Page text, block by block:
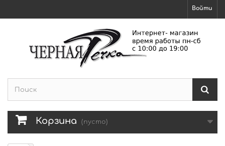
Войти
Корзина (пусто)